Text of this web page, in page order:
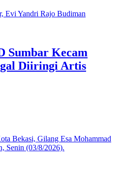
Sumbar Kecam
Diiringi Artis